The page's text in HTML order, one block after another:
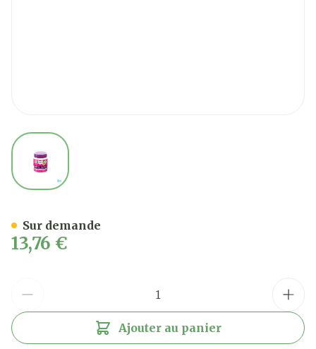
View larger image
13,76 €
Ajouter au panier
Sur demande